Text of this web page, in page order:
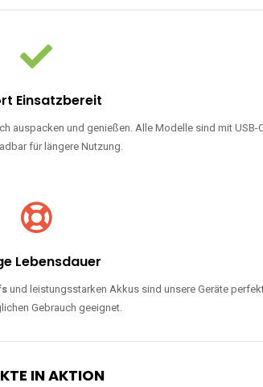
Einsatzbereit
auspacken und genießen. Alle Modelle sind mit USB-
für längere Nutzung.
Lebensdauer
und leistungsstarken Akkus sind unsere Geräte
Gebrauch geeignet.
IN AKTION